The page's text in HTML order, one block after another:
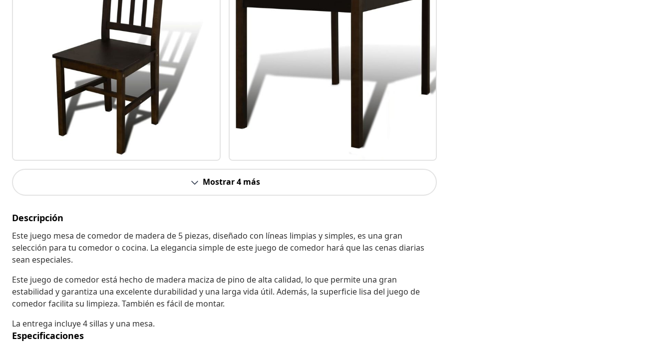
Mostrar 4 más
Descripción
Este juego mesa de comedor de madera de 5 piezas, diseñado con líneas limpias y simples, es una gran
selección para tu comedor o cocina. La elegancia simple de este juego de comedor hará que las cenas diarias
sean especiales.
Este juego de comedor está hecho de madera maciza de pino de alta calidad, lo que permite una gran
estabilidad y garantiza una excelente durabilidad y una larga vida útil. Además, la superficie lisa del juego de
comedor facilita su limpieza. También es fácil de montar.
La entrega incluye 4 sillas y una mesa.
Especificaciones